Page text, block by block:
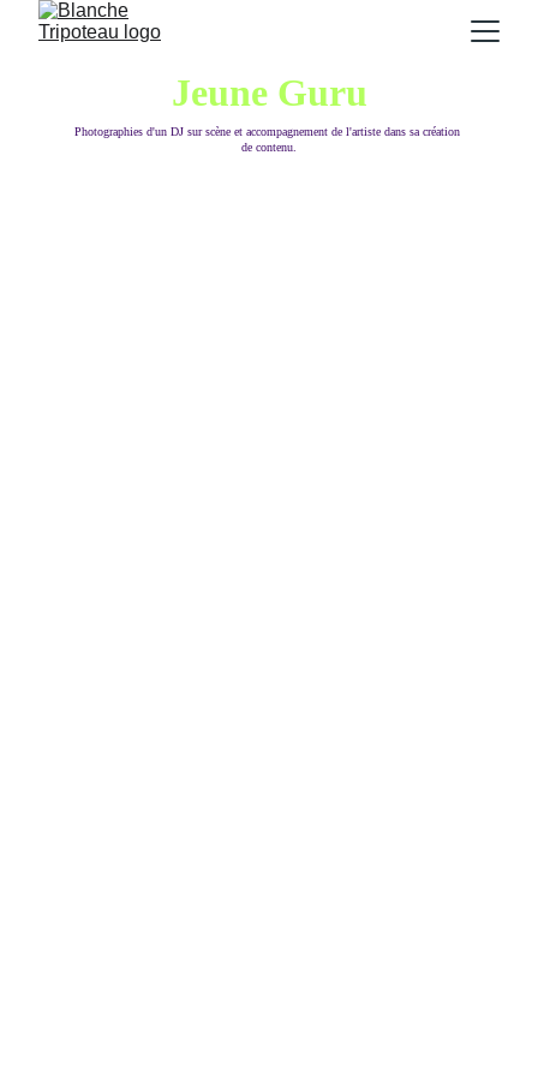
Jeune Guru
Photographies d'un DJ sur scène et accompagnement de l'artiste dans sa création
de contenu.